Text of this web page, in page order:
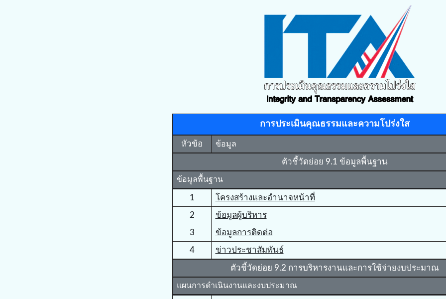
การประเมินคุณธรรมและความโปร่งใส
หัวข้อ ข้อมูล
ตัวชี้วัดย่อย 9.1 ข้อมูลพื้นฐาน
ข้อมูลพื้นฐาน
1 โครงสร้างและอำนาจหน้าที่
2 ข้อมูลผู้บริหาร
3 ข้อมูลการติดต่อ
4 ข่าวประชาสัมพันธ์
ตัวชี้วัดย่อย 9.2 การบริหารงานและการใช้จ่ายงบประมาณ
แผนการดำเนินงานและงบประมาณ